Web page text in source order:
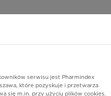
serwisu jest Pharmindex
które pozyskuje i przetwarza
się m.in. przy użyciu plików cookies.